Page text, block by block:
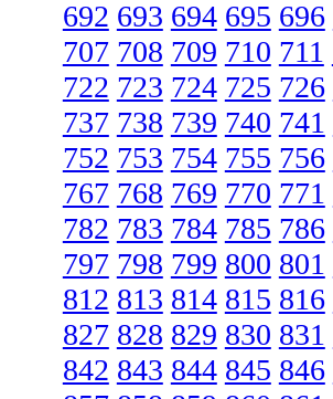
692 693 694 695 696
707 708 709 710 711
722 723 724 725 726
737 738 739 740 741
752 753 754 755 756
767 768 769 770 771
782 783 784 785 786
797 798 799 800 801
812 813 814 815 816
827 828 829 830 831
842 843 844 845 846